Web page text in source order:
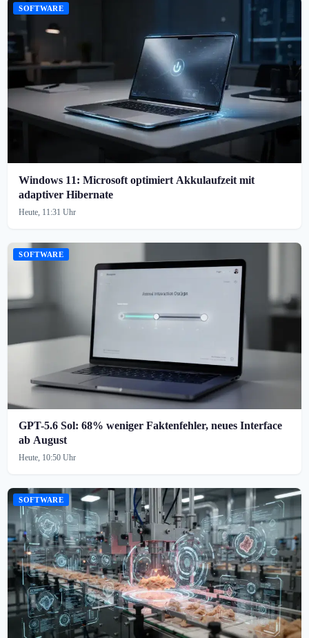
SOFTWARE
Windows 11: Microsoft optimiert Akkulaufzeit mit
adaptiver Hibernate
Heute, 11:31 Uhr
SOFTWARE
GPT-5.6 Sol: 68% weniger Faktenfehler, neues Interface
ab August
Heute, 10:50 Uhr
SOFTWARE